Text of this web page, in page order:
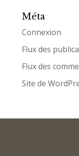
Méta
Connexion
Flux des
Flux des
Site de